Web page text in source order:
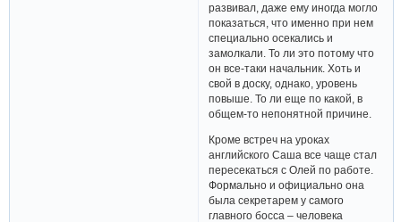
развивал, даже ему иногда могло
показаться, что именно при нем
специально осекались и
замолкали. То ли это потому что
он все-таки начальник. Хоть и
свой в доску, однако, уровень
повыше. То ли еще по какой, в
общем-то непонятной причине.
Кроме встреч на уроках
английского Саша все чаще стал
пересекаться с Олей по работе.
Формально и официально она
была секретарем у самого
главного босса – человека